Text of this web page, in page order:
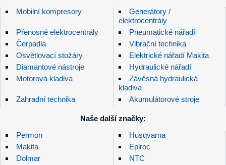
Mobilní kompresory
Generátory /
elektrocentrály
Přenosné elektrocentrály
Pneumatické nářadí
Čerpadla
Vibrační technika
Osvětlovací stožáry
Elektrické nářadí Makita
Diamantové nástroje
Hydraulické nářadí
Motorová kladiva
Závěsná hydraulická
kladiva
Zahradní technika
Akumulátorové stroje
Naše další značky:
Permon
Husqvarna
Makita
Epiroc
Dolmar
NTC